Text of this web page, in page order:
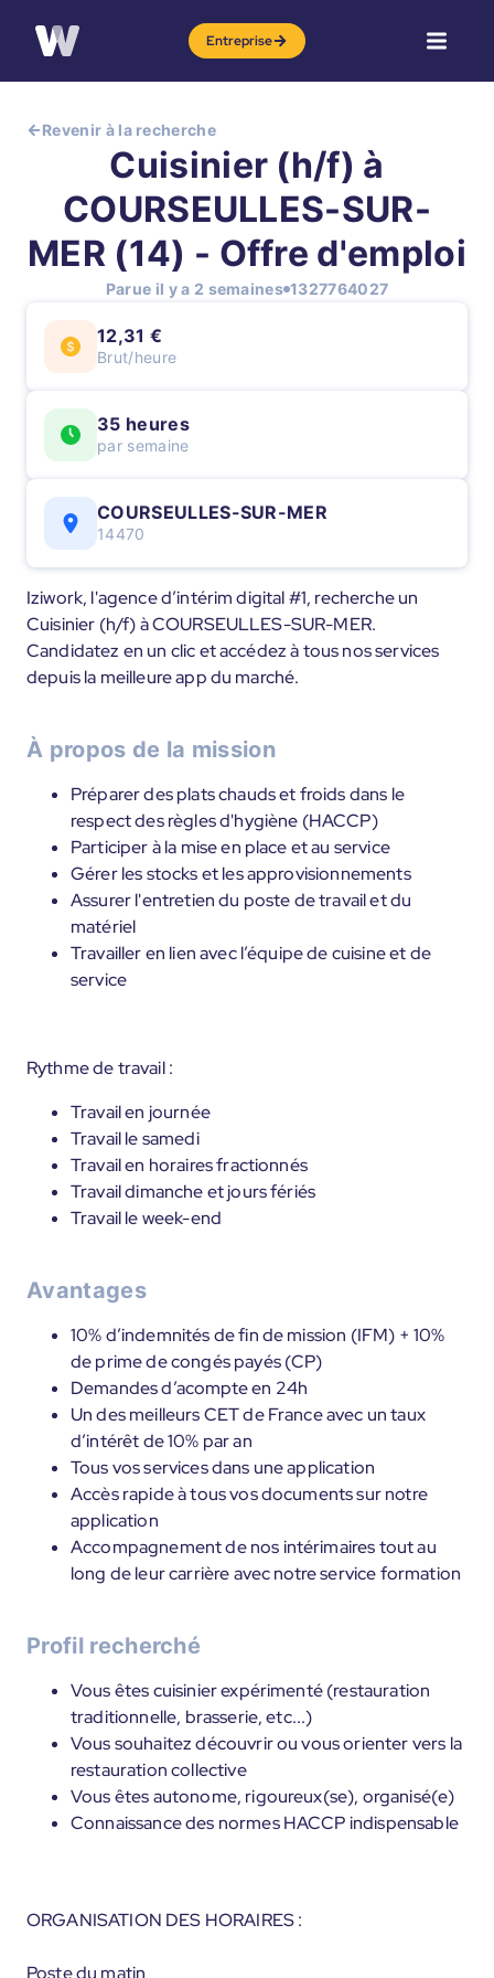
Entreprise
Revenir à la recherche
Cuisinier (h/f) à
COURSEULLES-SUR-
MER (14) - Offre d'emploi
Parue il y a 2 semaines 1327764027
12,31 €
Brut/heure
35 heures
par semaine
COURSEULLES-SUR-MER
14470
Iziwork, l'agence d’intérim digital #1, recherche un
Cuisinier (h/f) à COURSEULLES-SUR-MER.
Candidatez en un clic et accédez à tous nos services
depuis la meilleure app du marché.
À propos de la mission
Préparer des plats chauds et froids dans le
respect des règles d'hygiène (HACCP)
Participer à la mise en place et au service
Gérer les stocks et les approvisionnements
Assurer l'entretien du poste de travail et du
matériel
Travailler en lien avec l’équipe de cuisine et de
service
Rythme de travail :
Travail en journée
Travail le samedi
Travail en horaires fractionnés
Travail dimanche et jours fériés
Travail le week-end
Avantages
10% d’indemnités de fin de mission (IFM) + 10%
de prime de congés payés (CP)
Demandes d’acompte en 24h
Un des meilleurs CET de France avec un taux
d’intérêt de 10% par an
Tous vos services dans une application
Accès rapide à tous vos documents sur notre
application
Accompagnement de nos intérimaires tout au
long de leur carrière avec notre service formation
Profil recherché
Vous êtes cuisinier expérimenté (restauration
traditionnelle, brasserie, etc...)
Vous souhaitez découvrir ou vous orienter vers la
restauration collective
Vous êtes autonome, rigoureux(se), organisé(e)
Connaissance des normes HACCP indispensable
ORGANISATION DES HORAIRES :
Poste du matin